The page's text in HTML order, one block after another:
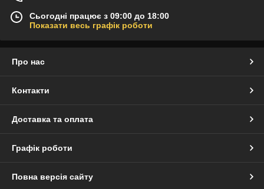
Сьогодні працює з 09:00 до 18:00
Показати весь графік роботи
Про нас
Контакти
Доставка та оплата
Графік роботи
Повна версія сайту